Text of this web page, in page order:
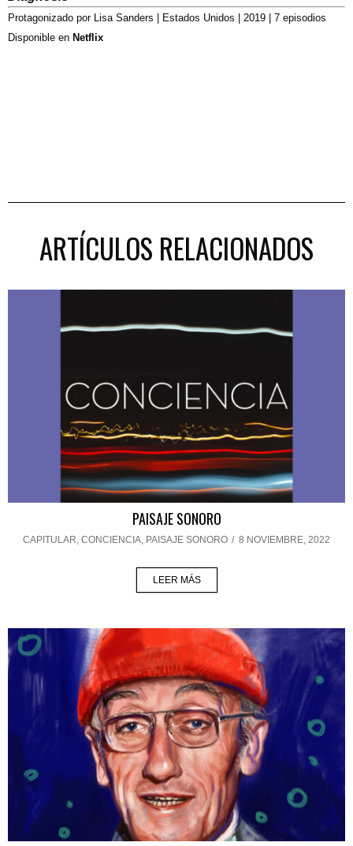
Protagonizado por Lisa Sanders | Estados Unidos | 2019 | 7 episodios
Disponible en Netflix
ARTÍCULOS RELACIONADOS
PAISAJE SONORO
CAPITULAR, CONCIENCIA, PAISAJE SONORO / 8 NOVIEMBRE, 2022
LEER MÁS